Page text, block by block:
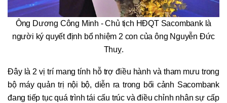
Ông Dương Công Minh - Chủ tịch HĐQT Sacombank là
người ký quyết định bổ nhiệm 2 con của ông Nguyễn Đức
Thuỵ.
Đây là 2 vị trí mang tính hỗ trợ điều hành và tham mưu trong
bộ máy quản trị nội bộ, diễn ra trong bối cảnh Sacombank
đang tiếp tục quá trình tái cấu trúc và điều chỉnh nhân sự cấp